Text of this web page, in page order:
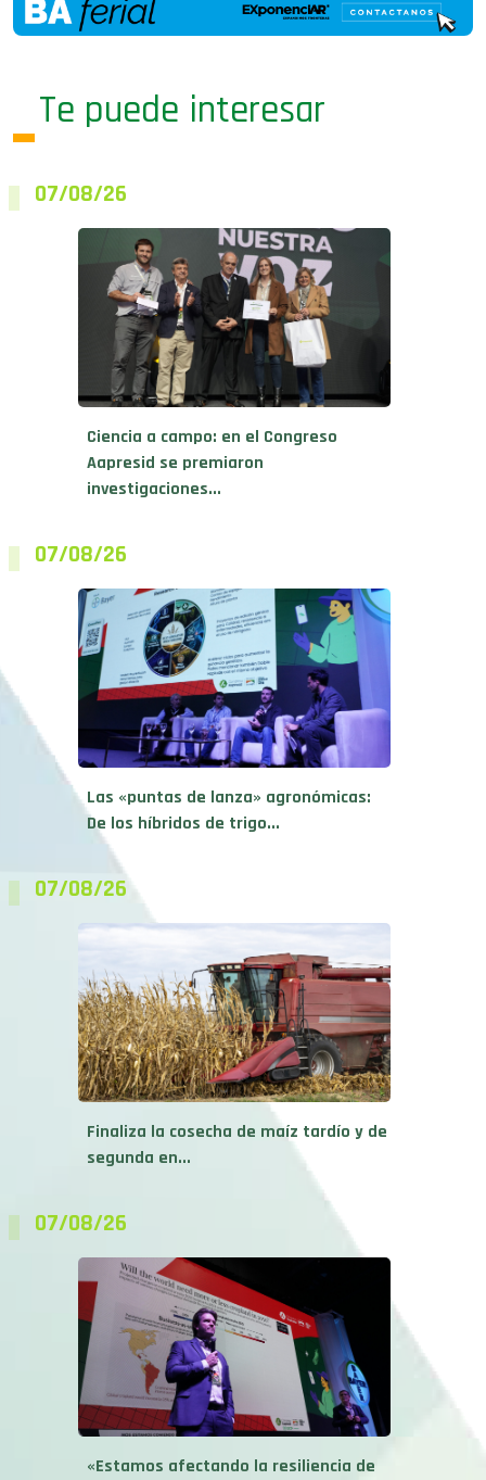
Te puede interesar
07/08/26
Ciencia a campo: en el Congreso
Aapresid se premiaron
investigaciones...
07/08/26
Las «puntas de lanza» agronómicas:
De los híbridos de trigo...
07/08/26
Finaliza la cosecha de maíz tardío y de
segunda en...
07/08/26
«Estamos afectando la resiliencia de